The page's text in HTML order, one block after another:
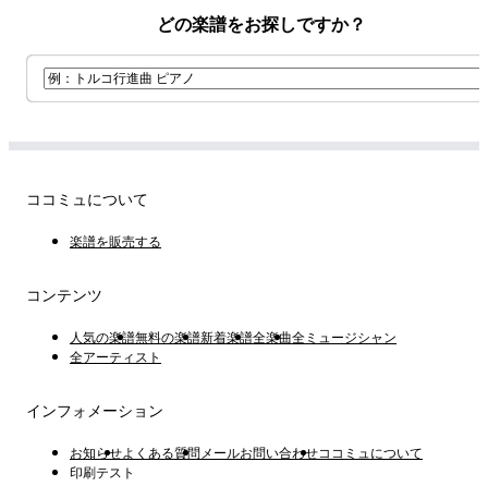
どの楽譜をお探しですか？
ココミュについて
楽譜を販売する
コンテンツ
人気の楽譜無料の楽譜新着楽譜全楽曲全ミュージシャン
全アーティスト
インフォメーション
お知らせよくある質問 メールお問い合わせココミュについて
印刷テスト